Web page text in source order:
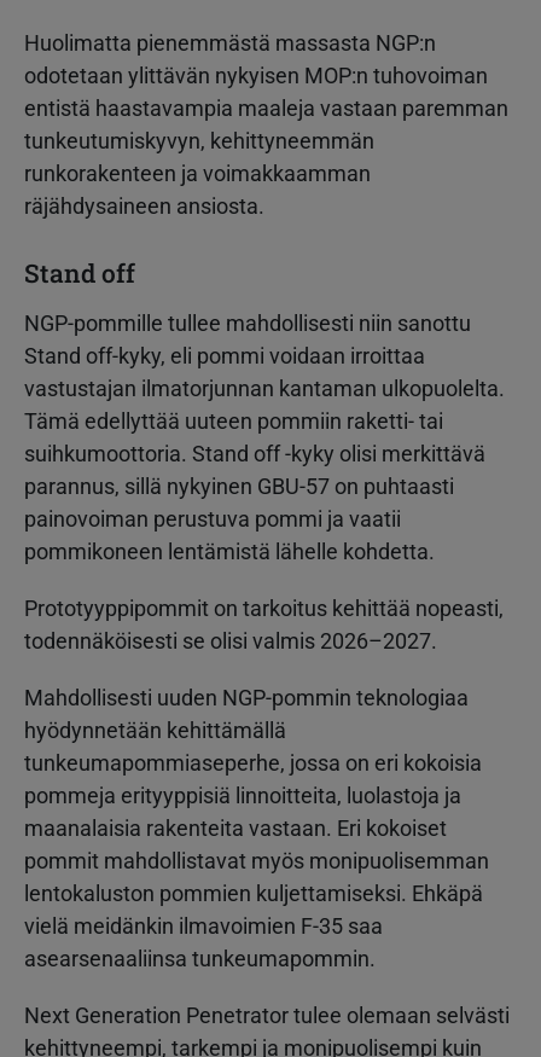
Huolimatta pienemmästä massasta NGP:n
odotetaan ylittävän nykyisen MOP:n tuhovoiman
entistä haastavampia maaleja vastaan paremman
tunkeutumiskyvyn, kehittyneemmän
runkorakenteen ja voimakkaamman
räjähdysaineen ansiosta.
Stand off
NGP-pommille tullee mahdollisesti niin sanottu
Stand off-kyky, eli pommi voidaan irroittaa
vastustajan ilmatorjunnan kantaman ulkopuolelta.
Tämä edellyttää uuteen pommiin raketti- tai
suihkumoottoria. Stand off -kyky olisi merkittävä
parannus, sillä nykyinen GBU-57 on puhtaasti
painovoiman perustuva pommi ja vaatii
pommikoneen lentämistä lähelle kohdetta.
Prototyyppipommit on tarkoitus kehittää nopeasti,
todennäköisesti se olisi valmis 2026–2027.
Mahdollisesti uuden NGP-pommin teknologiaa
hyödynnetään kehittämällä
tunkeumapommiaseperhe, jossa on eri kokoisia
pommeja erityyppisiä linnoitteita, luolastoja ja
maanalaisia rakenteita vastaan. Eri kokoiset
pommit mahdollistavat myös monipuolisemman
lentokaluston pommien kuljettamiseksi. Ehkäpä
vielä meidänkin ilmavoimien F-35 saa
asearsenaaliinsa tunkeumapommin.
Next Generation Penetrator tulee olemaan selvästi
kehittyneempi, tarkempi ja monipuolisempi kuin